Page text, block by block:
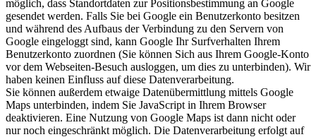
möglich, dass Standortdaten zur Positionsbestimmung an Google
gesendet werden. Falls Sie bei Google ein Benutzerkonto besitzen
und während des Aufbaus der Verbindung zu den Servern von
Google eingeloggt sind, kann Google Ihr Surfverhalten Ihrem
Benutzerkonto zuordnen (Sie können Sich aus Ihrem Google-Konto
vor dem Webseiten-Besuch ausloggen, um dies zu unterbinden). Wir
haben keinen Einfluss auf diese Datenverarbeitung.
Sie können außerdem etwaige Datenübermittlung mittels Google
Maps unterbinden, indem Sie JavaScript in Ihrem Browser
deaktivieren. Eine Nutzung von Google Maps ist dann nicht oder
nur noch eingeschränkt möglich. Die Datenverarbeitung erfolgt auf